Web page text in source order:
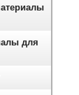
для